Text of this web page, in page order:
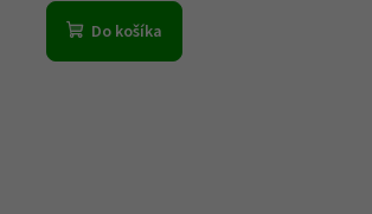
Do košíka